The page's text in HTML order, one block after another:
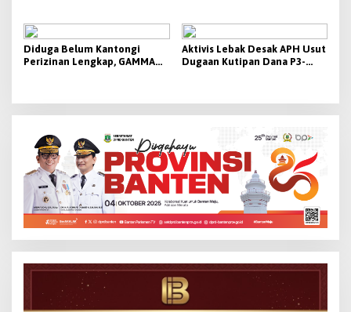
Diduga Belum Kantongi
Perizinan Lengkap, GAMMA
Aktivis Lebak Desak APH Usut
Dugaan Kutipan Dana P3-